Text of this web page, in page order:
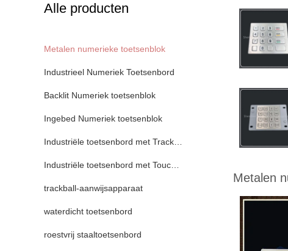
Alle producten
Metalen numerieke toetsenblok
Industrieel Numeriek Toetsenbord
Backlit Numeriek toetsenblok
Ingebed Numeriek toetsenblok
Industriële toetsenbord met Trackball
Industriële toetsenbord met Touchpad
trackball-aanwijsapparaat
waterdicht toetsenbord
roestvrij staaltoetsenbord
Metalen